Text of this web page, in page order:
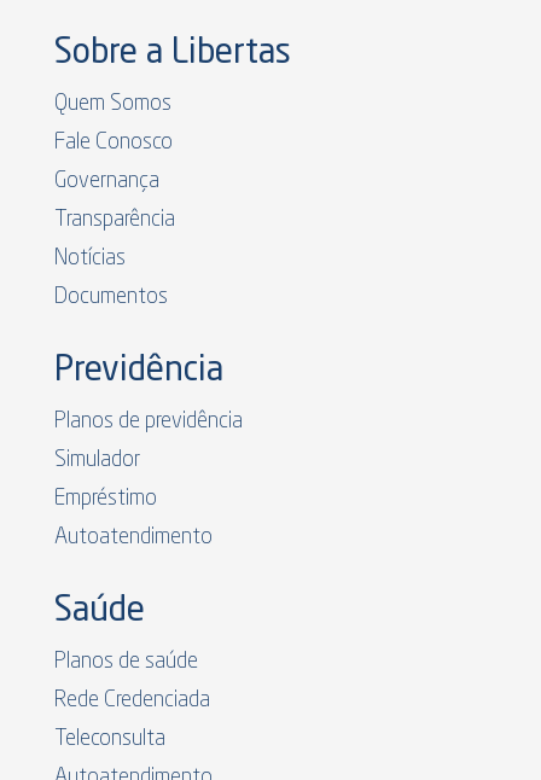
Sobre a Libertas
Quem Somos
Fale Conosco
Governança
Transparência
Notícias
Documentos
Previdência
Planos de previdência
Simulador
Empréstimo
Autoatendimento
Saúde
Planos de saúde
Rede Credenciada
Teleconsulta